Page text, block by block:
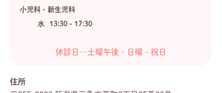
小児科・新生児科
水 13:30 - 17:30
休診日…土曜午後・日曜・祝日
住所